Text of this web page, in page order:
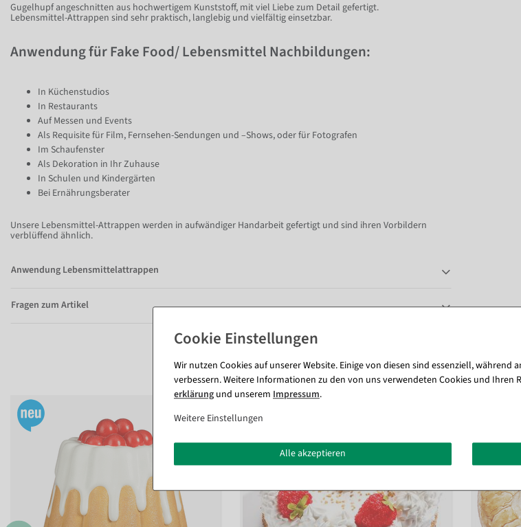
Gugelhupf angeschnitten aus hochwertigem Kunststoff, mit viel Liebe zum Detail gefertigt.
Lebensmittel-Attrappen sind sehr praktisch, langlebig und vielfältig einsetzbar.
Anwendung für Fake Food/ Lebensmittel Nachbildungen:
In Küchenstudios
In Restaurants
Auf Messen und Events
Als Requisite für Film, Fernsehen-Sendungen und –Shows, oder für Fotografen
Im Schaufenster
Als Dekoration in Ihr Zuhause
In Schulen und Kindergärten
Bei Ernährungsberater
Unsere Lebensmittel-Attrappen werden in aufwändiger Handarbeit gefertigt und sind ihren Vorbildern
verblüffend ähnlich.
Anwendung Lebensmittelattrappen
Fragen zum Artikel
Passende Artikel zu
Wir nutzen Cookies auf unserer Website. Einige von diesen sind essenziell, während
verbessern. Weitere Informationen zu den von uns verwendeten Cookies und Ihren
erklärung und unserem Impressum.
Weitere Einstellungen
Alle akzeptieren